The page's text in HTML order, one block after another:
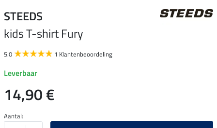
STEEDS
kids T-shirt Fury
5.0 1 Klantenbeoordeling
Leverbaar
14,90 €
Aantal: